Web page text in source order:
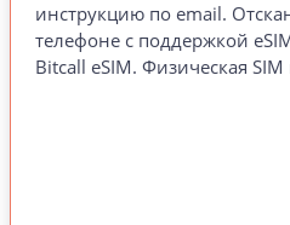
инструкцию по email.
телефоне с поддержкой
Bitcall eSIM. Физическая